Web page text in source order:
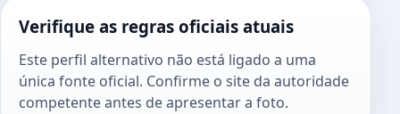
Verifique as regras oficiais atuais
Este perfil alternativo não está ligado a uma
única fonte oficial. Confirme o site da autoridade
competente antes de apresentar a foto.